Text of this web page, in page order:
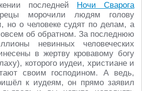
последней Ночи Сварога
морочили людям голову
но о человеке судят по делам, а
об обратном. За последнюю
невинных человеческих
в жертву кровавому богу
которого иудеи, христиане и
своим господином. А ведь,
к иудеям, он прямо заявил